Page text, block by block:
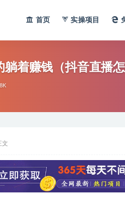
首页 实操项目
着赚钱（抖音直播怎
文